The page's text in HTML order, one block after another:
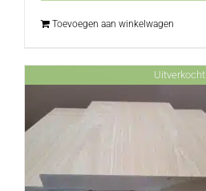
Toevoegen aan winkelwagen
Uitverkocht